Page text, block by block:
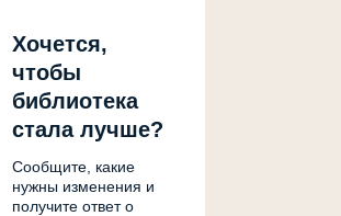
Хочется,
чтобы
библиотека
стала лучше?
Сообщите, какие
нужны изменения и
получите ответ о